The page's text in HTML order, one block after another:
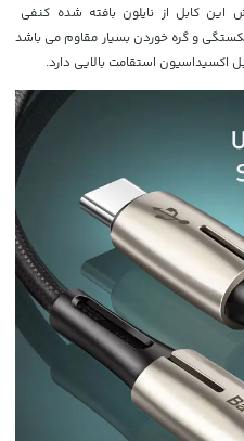
این کابل از نایلون بافته شده کنفی
و گره خوردن بسیار مقاوم می باشد
اکسیداسیون استقامت بالایی دارد.